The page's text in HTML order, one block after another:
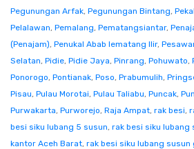
Pegunungan Arfak, Pegunungan Bintang,
Pelalawan, Pemalang, Pematangsiantar,
(Penajam), Penukal Abab lematang Ilir,
Selatan, Pidie, Pidie Jaya, Pinrang, Pohuwato,
Ponorogo, Pontianak, Poso, Prabumulih,
Pisau, Pulau Morotai, Pulau Taliabu, Puncak,
Purwakarta, Purworejo, Raja Ampat, rak besi,
besi siku lubang 5 susun, rak besi siku lubang
kantor Aceh Barat, rak besi siku lubang